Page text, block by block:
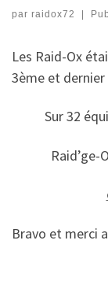
par raidox72 |
Les Raid-Ox
3ème et dernier
Sur 32
Raid’ge-
Bravo et merci